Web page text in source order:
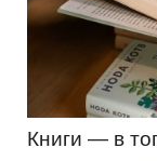
Книги — в